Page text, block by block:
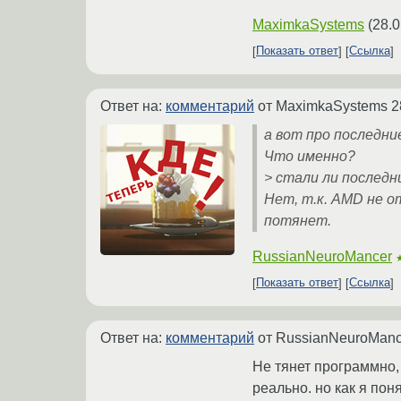
MaximkaSystems (
Показать ответ Ссылка
Ответ на: комментарий от MaximkaSystems
а вот про
Что именно?
> стали ли
Нет, т.к. AMD не
потянет.
RussianNeuroMancer
Показать ответ Ссылка
Ответ на: комментарий от
Не тянет
реально. но как я